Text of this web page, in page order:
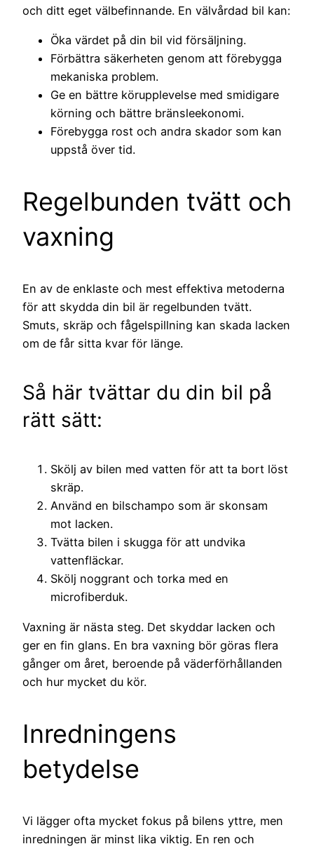
och ditt eget välbefinnande. En välvårdad bil kan:
Öka värdet på din bil vid försäljning.
Förbättra säkerheten genom att förebygga
mekaniska problem.
Ge en bättre körupplevelse med smidigare
körning och bättre bränsleekonomi.
Förebygga rost och andra skador som kan
uppstå över tid.
Regelbunden tvätt och
vaxning
En av de enklaste och mest effektiva metoderna
för att skydda din bil är regelbunden tvätt.
Smuts, skräp och fågelspillning kan skada lacken
om de får sitta kvar för länge.
Så här tvättar du din bil på
rätt sätt:
Skölj av bilen med vatten för att ta bort löst
skräp.
Använd en bilschampo som är skonsam
mot lacken.
Tvätta bilen i skugga för att undvika
vattenfläckar.
Skölj noggrant och torka med en
microfiberduk.
Vaxning är nästa steg. Det skyddar lacken och
ger en fin glans. En bra vaxning bör göras flera
gånger om året, beroende på väderförhållanden
och hur mycket du kör.
Inredningens
betydelse
Vi lägger ofta mycket fokus på bilens yttre, men
inredningen är minst lika viktig. En ren och